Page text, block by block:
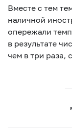
Вместе с тем
наличной
опережали
в результате
чем в три раза,